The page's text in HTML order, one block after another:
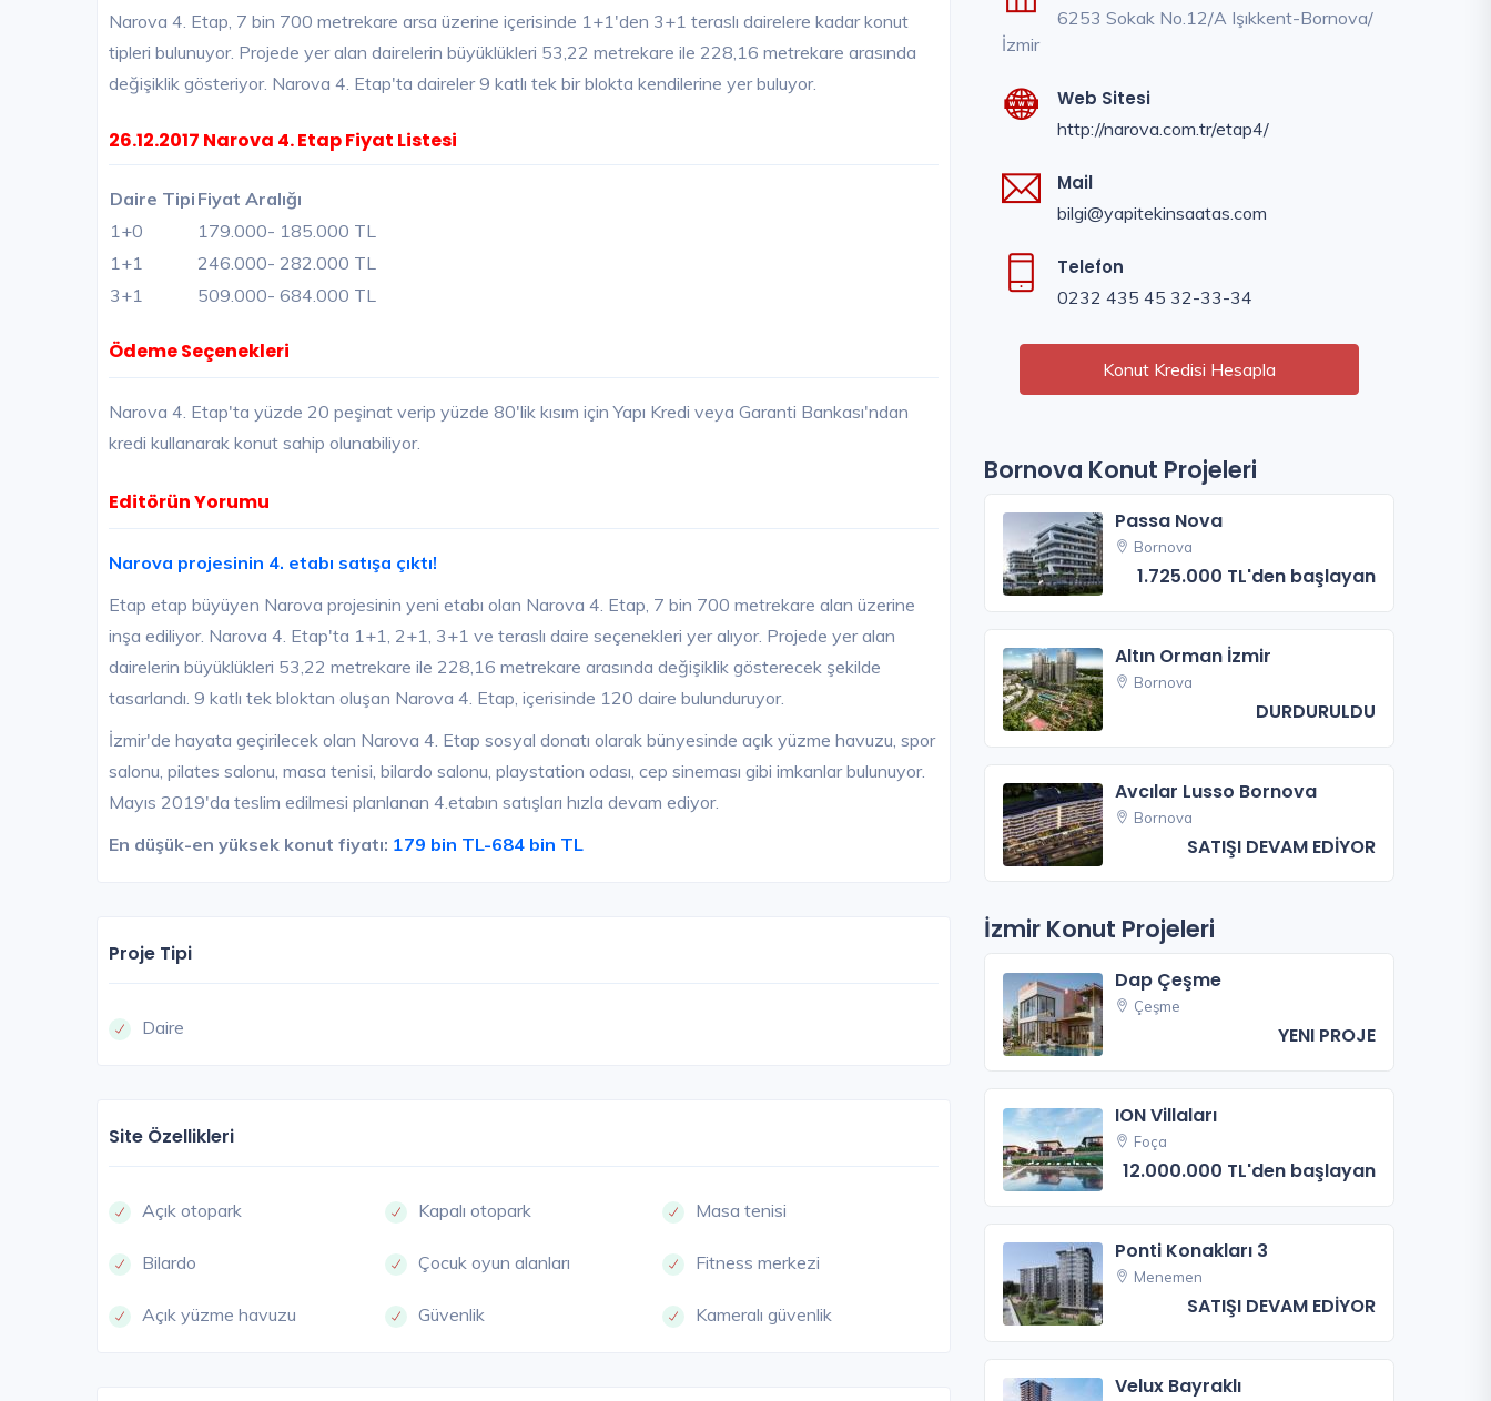
Narova 4. Etap, 7 bin 700 metrekare arsa üzerine içerisinde 1+1'den 3+1 teraslı dairelere kadar konut
tipleri bulunuyor. Projede yer alan dairelerin büyüklükleri 53,22 metrekare ile 228,16 metrekare arasında
değişiklik gösteriyor. Narova 4. Etap'ta daireler 9 katlı tek bir blokta kendilerine yer buluyor.
26.12.2017 Narova 4. Etap Fiyat Listesi
Daire Tipi Fiyat Aralığı
1+0
179.000- 185.000 TL
1+1
246.000- 282.000 TL
3+1
509.000- 684.000 TL
Ödeme Seçenekleri
Narova 4. Etap'ta yüzde 20 peşinat verip yüzde 80'lik kısım için Yapı Kredi veya Garanti Bankası'ndan
kredi kullanarak konut sahip olunabiliyor.
Editörün Yorumu
Narova projesinin 4. etabı satışa çıktı!
Etap etap büyüyen Narova projesinin yeni etabı olan Narova 4. Etap, 7 bin 700 metrekare alan üzerine
inşa ediliyor. Narova 4. Etap'ta 1+1, 2+1, 3+1 ve teraslı daire seçenekleri yer alıyor. Projede yer alan
dairelerin büyüklükleri 53,22 metrekare ile 228,16 metrekare arasında değişiklik gösterecek şekilde
tasarlandı. 9 katlı tek bloktan oluşan Narova 4. Etap, içerisinde 120 daire bulunduruyor.
İzmir'de hayata geçirilecek olan Narova 4. Etap sosyal donatı olarak bünyesinde açık yüzme havuzu, spor
salonu, pilates salonu, masa tenisi, bilardo salonu, playstation odası, cep sineması gibi imkanlar bulunuyor.
Mayıs 2019'da teslim edilmesi planlanan 4.etabın satışları hızla devam ediyor.
En düşük-en yüksek konut fiyatı: 179 bin TL-684 bin TL
Proje Tipi
Daire
Site Özellikleri
Açık otopark Kapalı otopark Masa tenisi
Bilardo Çocuk oyun alanları Fitness merkezi
Açık yüzme havuzu Güvenlik Kameralı güvenlik
6253 Sokak No.12/A Işıkkent-Bornova/
İzmir
Web Sitesi
http://narova.com.tr/etap4/
Mail
bilgi@yapitekinsaatas.com
Telefon
0232 435 45 32-33-34
Konut Kredisi Hesapla
Bornova Konut Projeleri
Passa Nova
Bornova
1.725.000 TL'den başlayan
Altın Orman İzmir
Bornova
DURDURULDU
Avcılar Lusso Bornova
Bornova
SATIŞI DEVAM EDİYOR
İzmir Konut Projeleri
Dap Çeşme
Çeşme
YENI PROJE
ION Villaları
Foça
12.000.000 TL'den başlayan
Ponti Konakları 3
Menemen
SATIŞI DEVAM EDİYOR
Velux Bayraklı